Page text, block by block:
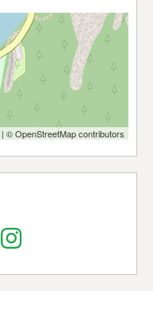
| © OpenStreetMap contributors